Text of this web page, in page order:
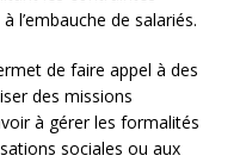
l’embauche de salariés.
de faire appel à des
des missions
à gérer les formalités
sociales ou aux